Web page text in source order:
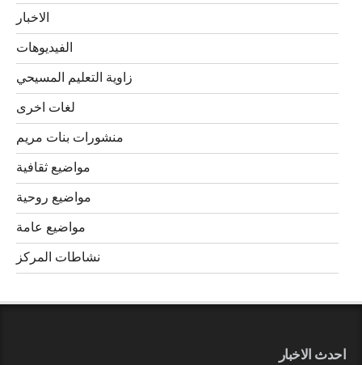
الاخبار
الفيديوهات
زاوية التعليم المسيحي
لغات اخرى
منشورات بنات مريم
مواضيع ثقافية
مواضيع روحية
مواضيع عامة
نشاطات المركز
احدث الاخبار